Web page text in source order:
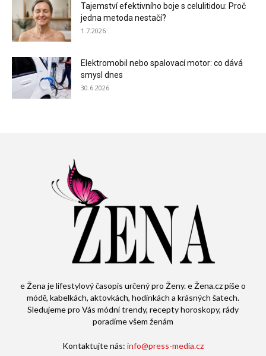
Tajemství efektivního boje s celulitidou: Proč
jedna metoda nestačí?
1.7.2026
Elektromobil nebo spalovací motor: co dává
smysl dnes
30.6.2026
e Žena je lifestylový časopis určený pro Ženy. e Žena.cz píše o
módě, kabelkách, aktovkách, hodinkách a krásných šatech.
Sledujeme pro Vás módní trendy, recepty horoskopy, rády
poradíme všem ženám
Kontaktujte nás: info@press-media.cz